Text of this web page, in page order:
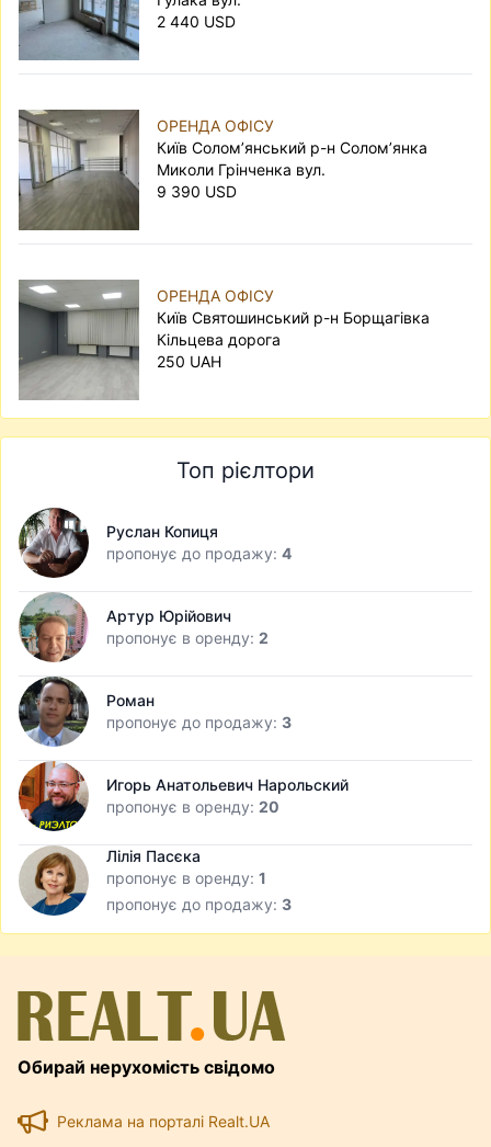
варіант — офіси в ділових центрах, але для
невеликого бізнесу завжди можна підібрати
доступне рішення.
2 440 USD
ОРЕНДА ОФІСУ
Київ Солом’янський р-н Солом’янка
Миколи Грінченка вул.
9 390 USD
ОРЕНДА ОФІСУ
Київ Святошинський р-н Борщагівка
Кільцева дорога
250 UAH
Топ рієлтори
Руслан Копиця
пропонує до продажу: 4
Артур Юрійович
пропонує в оренду: 2
Роман
пропонує до продажу: 3
Игорь Анатольевич Нарольский
пропонує в оренду: 20
Лілія Пасєка
пропонує в оренду: 1
пропонує до продажу: 3
Обирай нерухомість свідомо
Реклама на порталі Realt.UA